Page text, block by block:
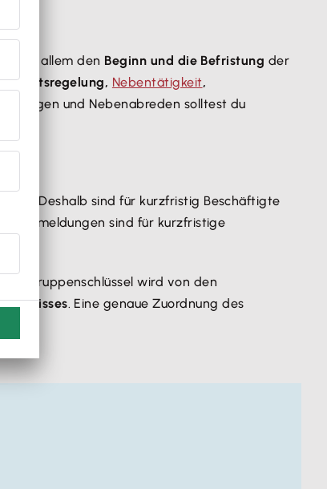
vor allem den Beginn und die Befristung der
Nebentätigkeit,
und Nebenabreden solltest du
Deshalb sind für kurzfristig Beschäftigte
sind für kurzfristige
wird von den
. Eine genaue Zuordnung des